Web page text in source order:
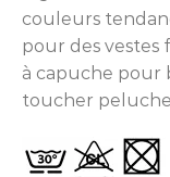
couleurs
pour des vestes
à capuche pour
toucher